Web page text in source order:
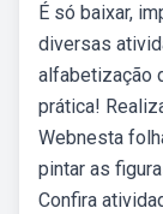
É só baixar,
diversas
alfabetização
prática!
Webnesta
pintar as
Confira